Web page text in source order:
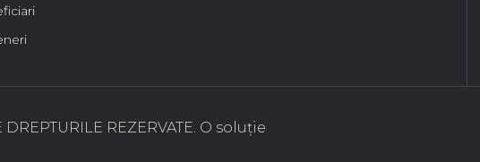
REZERVATE. O soluție